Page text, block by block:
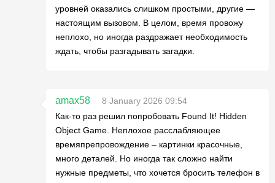
уровней оказались слишком простыми, другие —
настоящим вызовом. В целом, время провожу
неплохо, но иногда раздражает необходимость
ждать, чтобы разгадывать загадки.
amax58
8 January 2026 09:54
Как-то раз решил попробовать Found It! Hidden
Object Game. Неплохое расслабляющее
времяпрепровождение – картинки красочные,
много деталей. Но иногда так сложно найти
нужные предметы, что хочется бросить телефон в